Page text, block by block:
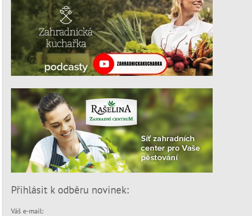
Přihlásit k odběru novinek:
Váš e-mail: